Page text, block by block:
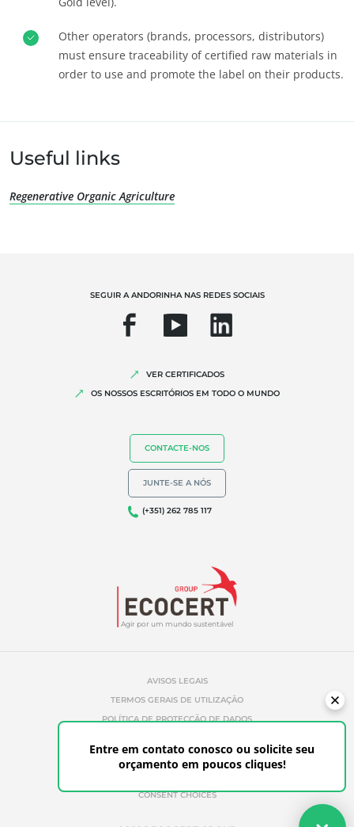
Agricultura sustentável
Qualidade e segurança alimentar
Declarações ambientais
Other operators (brands, processors, distributors)
must ensure traceability of certified raw materials in
order to use and promote the label on their products.
Useful links
Regenerative Organic Agriculture
Agir por um mundo sustentável
SEGUIR A ANDORINHA NAS REDES SOCIAIS
VER CERTIFICADOS
OS NOSSOS ESCRITÓRIOS EM TODO O MUNDO
CONTACTE-NOS
JUNTE-SE A NÓS
(+351) 262 785 117
AVISOS LEGAIS
TERMOS GERAIS DE UTILIZAÇÃO
POLÍTICA DE PROTECÇÃO DE DADOS
REFERÊNCIAS NÃO AUTORIZADAS
CONSENT CHOICES
Entre em contato conosco ou solicite seu
orçamento em poucos cliques!